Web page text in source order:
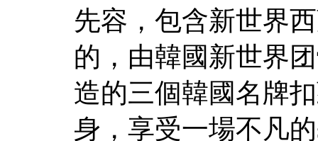
先容，包含新世界
的，由韓國新世界
造的三個韓國名牌
身，享受一場不凡